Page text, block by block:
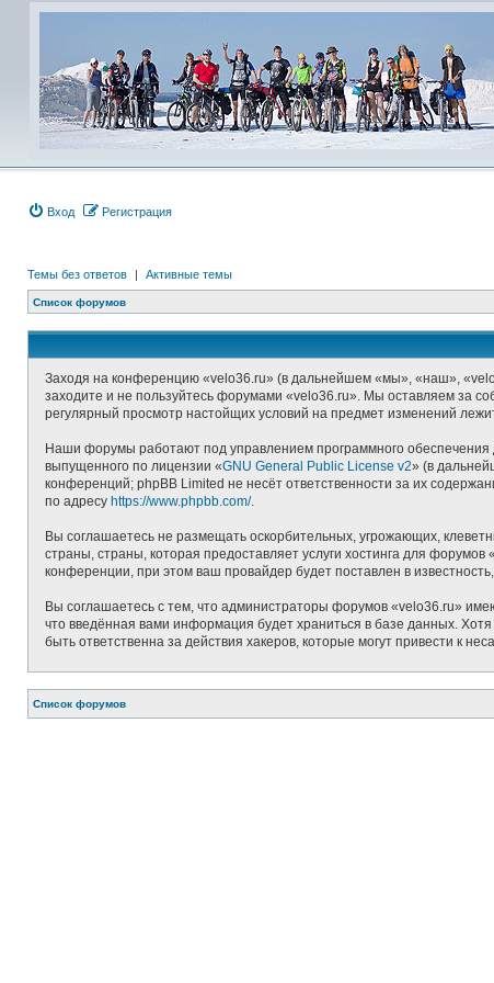
Вход Регистрация
Темы без ответов | Активные темы
Список форумов
Заходя на конференцию «velo36.ru» (в дальнейшем «мы», «наш»,
заходите и не пользуйтесь форумами «velo36.ru». Мы оставляем за
регулярный просмотр настойщих условий на предмет изменений
Наши форумы работают под управлением программного
выпущенного по лицензии «GNU General Public License v2» (в
конференций; phpBB Limited не несёт ответственности за их
по адресу https://www.phpbb.com/.
Вы соглашаетесь не размещать оскорбительных, угрожающих,
страны, страны, которая предоставляет услуги хостинга для
конференции, при этом ваш провайдер будет поставлен в
Вы соглашаетесь с тем, что администраторы форумов «velo36.ru»
что введённая вами информация будет храниться в базе данных.
быть ответственна за действия хакеров, которые могут привести к
Список форумов